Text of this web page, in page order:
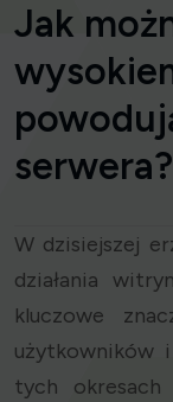
Jak
serwera?
W dzisiejszej
działania
kluczowe
użytkowników
tych okresach